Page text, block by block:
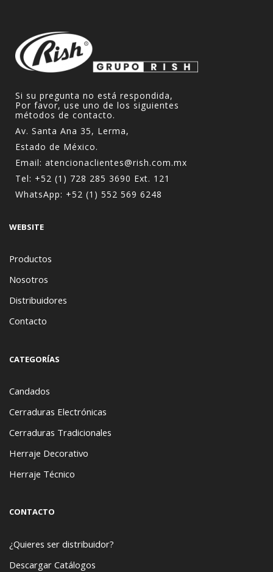
Si su pregunta no está respondida,
Por favor, use uno de los siguientes
métodos de contacto.
Av. Santa Ana 35, Lerma,
Estado de México.
Email: atencionaclientes@rish.com.mx
Tel: +52 (1) 728 285 3690 Ext. 121
WhatsApp: +52 (1) 552 569 6248
WEBSITE
Productos
Nosotros
Distribuidores
Contacto
CATEGORÍAS
Candados
Cerraduras Electrónicas
Cerraduras Tradicionales
Herraje Decorativo
Herraje Técnico
CONTACTO
¿Quieres ser distribuidor?
Descargar Catálogos